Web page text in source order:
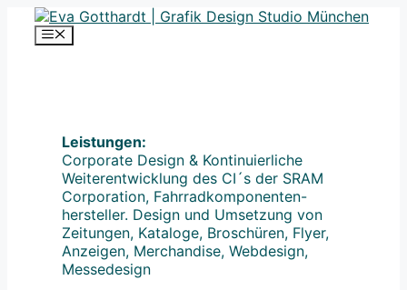
Zum
Inhalt
Menü
Leistungen:
Corporate Design & Kontinuierliche
Weiterentwicklung des CI´s der SRAM
Corporation, Fahrradkomponenten-
hersteller. Design und Umsetzung von
Zeitungen, Kataloge, Broschüren, Flyer,
Anzeigen, Merchandise, Webdesign,
Messedesign